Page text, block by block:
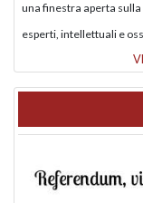
una finestra aperta
esperti, intellettuali e